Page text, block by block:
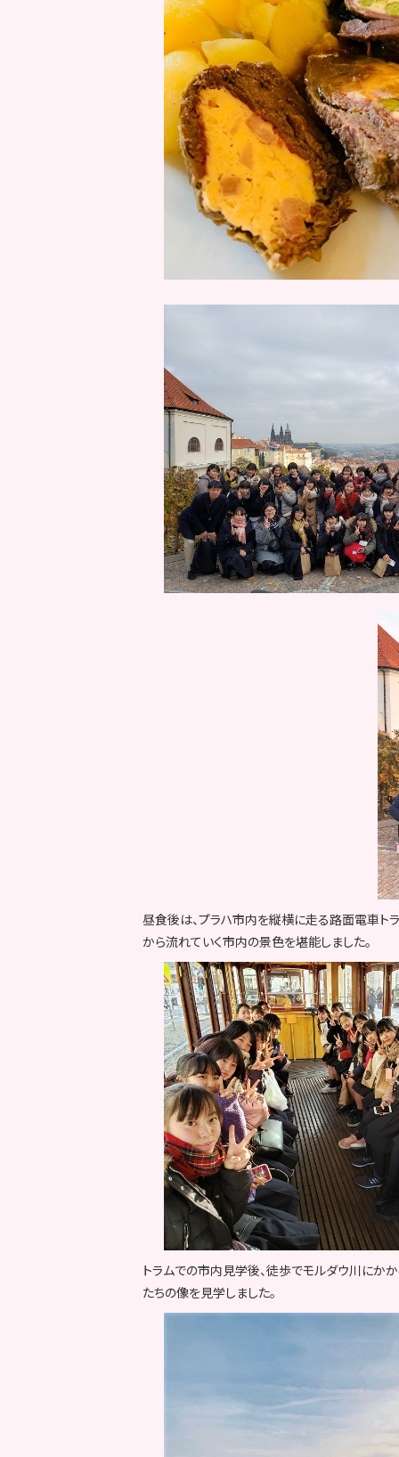
昼食後は、プラハ市内を縦横に走る路面電車ト
から流れていく市内の景色を堪能しました。
トラムでの市内見学後、徒歩でモルダウ川にか
たちの像を見学しました。